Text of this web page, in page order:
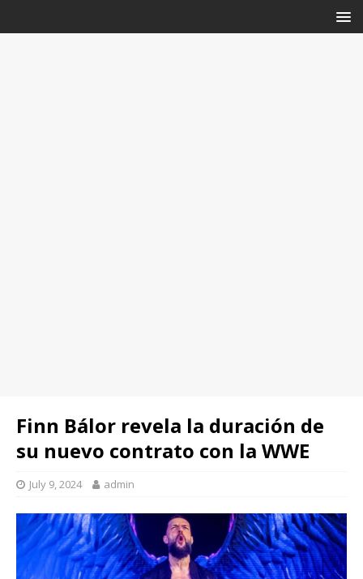
Finn Bálor revela la duración de
su nuevo contrato con la WWE
July 9, 2024 admin